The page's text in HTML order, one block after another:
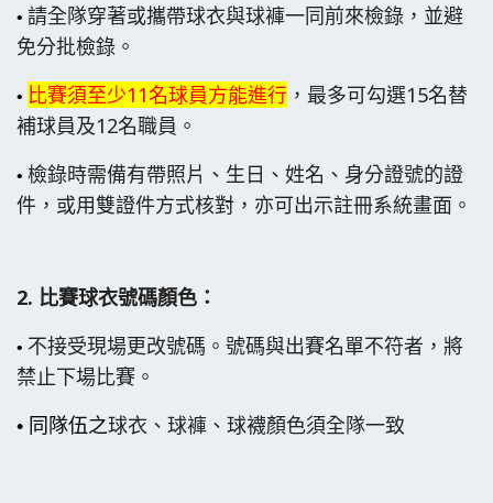
• 請全隊穿著或攜帶球衣與球褲一同前來檢錄，並避
免分批檢錄。
• 比賽須至少11名球員方能進行 ，最多可勾選15名替
補球員及12名職員。
• 檢錄時需備有帶照片、生日、姓名、身分證號的證
件，或用雙證件方式核對，亦可出示註冊系統畫面。
2. 比賽球衣號碼顏色：
• 不接受現場更改號碼。號碼與出賽名單不符者，將
禁止下場比賽。
• 同隊伍之球衣、球褲、球襪顏色須全隊一致